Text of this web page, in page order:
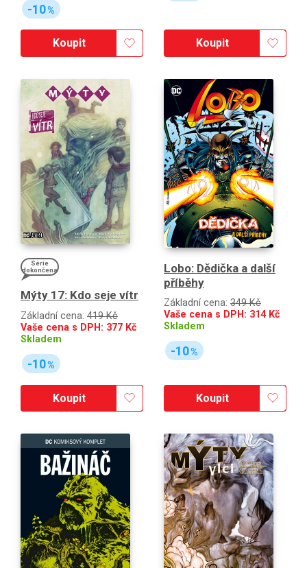
-10%
Koupit Koupit
Série
dokončena
Mýty 17: Kdo seje vítr
Základní cena: 419 Kč
Vaše cena s DPH: 377 Kč
Skladem
-10%
Koupit
Lobo: Dědička a další
příběhy
Základní cena: 349 Kč
Vaše cena s DPH: 314Kč
Skladem
-10%
Koupit